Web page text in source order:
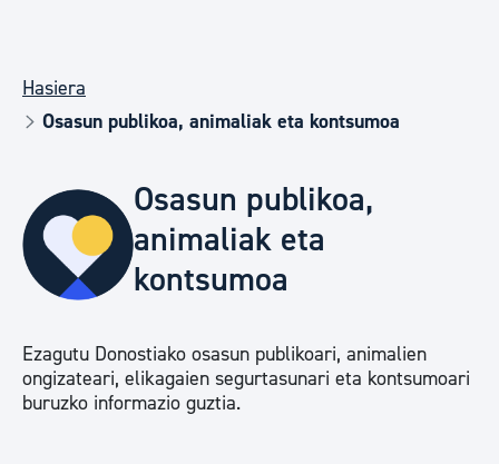
Hasiera
Osasun publikoa, animaliak eta kontsumoa
Osasun publikoa,
animaliak eta
kontsumoa
Ezagutu Donostiako osasun publikoari, animalien
ongizateari, elikagaien segurtasunari eta kontsumoari
buruzko informazio guztia.